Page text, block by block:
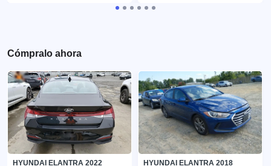
Cómpralo ahora
HYUNDAI ELANTRA 2022
HYUNDAI ELANTRA 2018